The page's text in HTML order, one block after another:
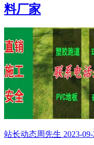
料厂家
站长动态周先生 2023-